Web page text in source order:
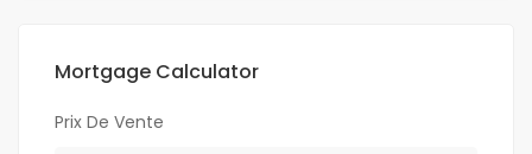
Mortgage Calculator
Prix De Vente